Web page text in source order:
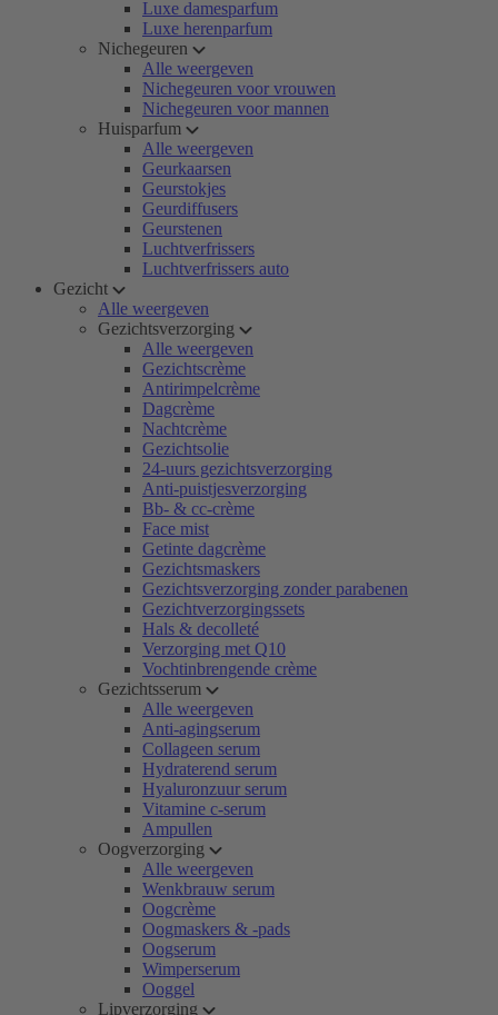
Luxe damesparfum
Luxe herenparfum
Nichegeuren
Alle weergeven
Nichegeuren voor vrouwen
Nichegeuren voor mannen
Huisparfum
Alle weergeven
Geurkaarsen
Geurstokjes
Geurdiffusers
Geurstenen
Luchtverfrissers
Luchtverfrissers auto
Gezicht
Alle weergeven
Gezichtsverzorging
Alle weergeven
Gezichtscrème
Antirimpelcrème
Dagcrème
Nachtcrème
Gezichtsolie
24-uurs gezichtsverzorging
Anti-puistjesverzorging
Bb- & cc-crème
Face mist
Getinte dagcrème
Gezichtsmaskers
Gezichtsverzorging zonder parabenen
Gezichtverzorgingssets
Hals & decolleté
Verzorging met Q10
Vochtinbrengende crème
Gezichtsserum
Alle weergeven
Anti-agingserum
Collageen serum
Hydraterend serum
Hyaluronzuur serum
Vitamine c-serum
Ampullen
Oogverzorging
Alle weergeven
Wenkbrauw serum
Oogcrème
Oogmaskers & -pads
Oogserum
Wimperserum
Ooggel
Lipverzorging